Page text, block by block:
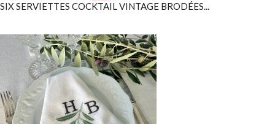
SIX SERVIETTES COCKTAIL VINTAGE BRODÉES...